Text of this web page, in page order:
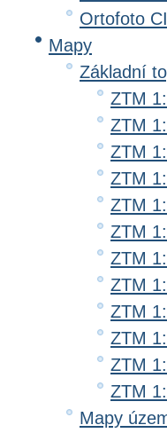
Ortofoto
Mapy
Základní
ZTM
ZTM
ZTM
ZTM
ZTM
ZTM
ZTM
ZTM
ZTM
ZTM
ZTM
ZTM
Mapy